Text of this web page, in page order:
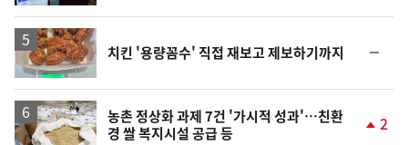
치킨 '용량꼼수' 직접 재보고 제보하기까지
일
농촌 정상화 과제 7건 '가시적 성과'…친환
경 쌀 복지시설 공급 등
2